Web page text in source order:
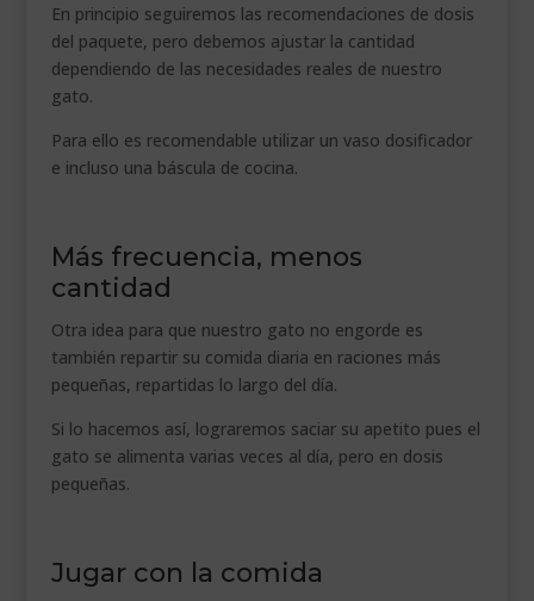
En principio seguiremos las recomendaciones de dosis
del paquete, pero debemos ajustar la cantidad
dependiendo de las necesidades reales de nuestro
gato.
Para ello es recomendable utilizar un vaso dosificador
e incluso una báscula de cocina.
Más frecuencia, menos
cantidad
Otra idea para que nuestro gato no engorde es
también repartir su comida diaria en raciones más
pequeñas, repartidas lo largo del día.
Si lo hacemos así, lograremos saciar su apetito pues el
gato se alimenta varias veces al día, pero en dosis
pequeñas.
Jugar con la comida